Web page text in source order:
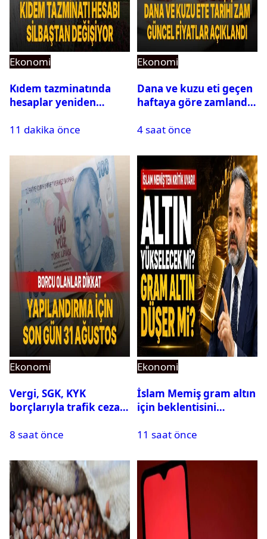
Ekonomi
Kıdem tazminatında
hesaplar yeniden
prim ve yardım
karar
11 dakika önce
Ekonomi
Dana ve kuzu eti geçen
haftaya göre zamlandı:
açıklandı
4 saat önce
Ekonomi
Vergi, SGK, KYK
borçlarıyla trafik cezası
8 saat önce
Ekonomi
İslam Memiş gram altın
için beklentisini
11 saat önce